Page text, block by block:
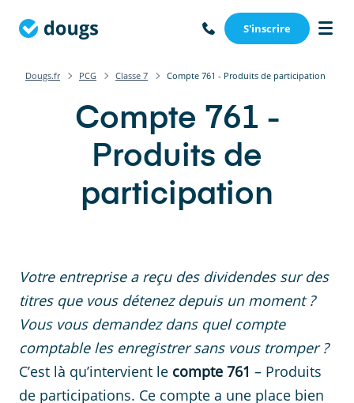
S'inscrire
Dougs.fr PCG Classe 7 Compte 761 - Produits de participation
Compte 761 -
Produits de
participation
Votre entreprise a reçu des dividendes sur des
titres que vous détenez depuis un moment ?
Vous vous demandez dans quel compte
comptable les enregistrer sans vous tromper ?
C’est là qu’intervient le compte 761 – Produits
de participations. Ce compte a une place bien